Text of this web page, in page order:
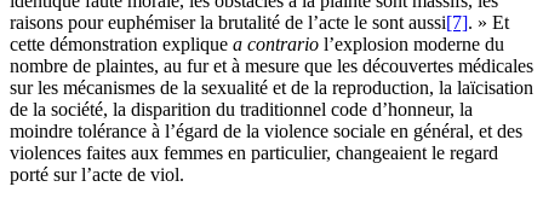
raisons pour euphémiser la brutalité de l’acte le sont aussi[7]. » Et
cette démonstration explique a contrario l’explosion moderne du
nombre de plaintes, au fur et à mesure que les découvertes médicales
sur les mécanismes de la sexualité et de la reproduction, la laïcisation
de la société, la disparition du traditionnel code d’honneur, la
moindre tolérance à l’égard de la violence sociale en général, et des
violences faites aux femmes en particulier, changeaient le regard
porté sur l’acte de viol.